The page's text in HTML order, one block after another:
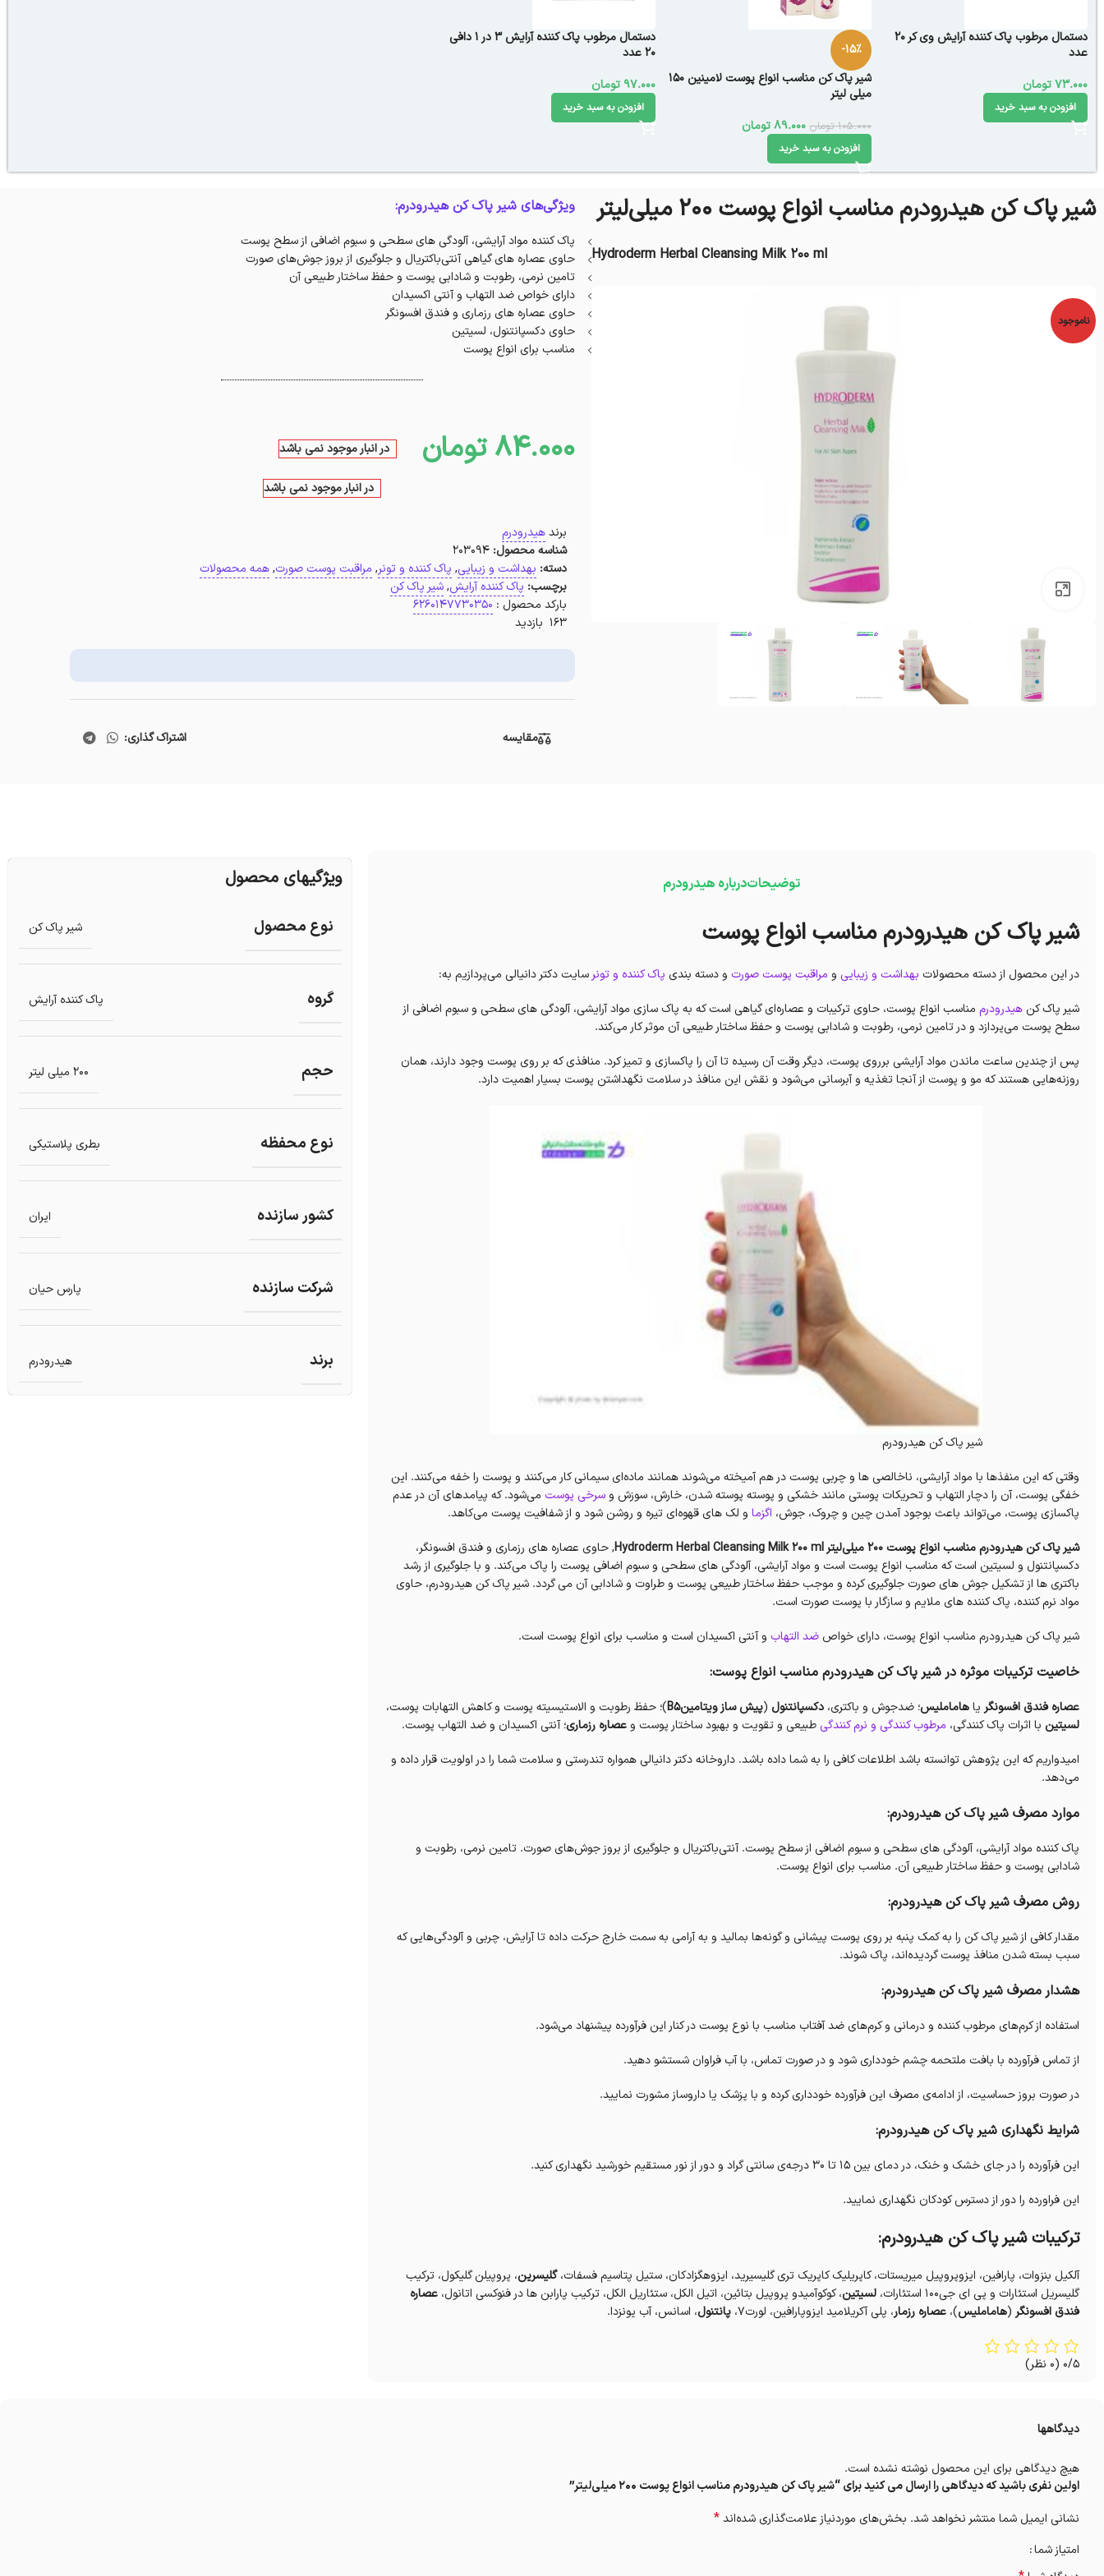
دستمال مرطوب پاک کننده آرایش وی کر 20
عدد
73.000تومان
افزودن به سبد خرید
-15%
شیر پاک کن مناسب انواع پوست لامینین 150
میلی لیتر
105.000 تومان 89.000 تومان
افزودن به سبد خرید
دستمال مرطوب پاک کننده آرایش 3 در 1 دافی
20 عدد
97.000 تومان
افزودن به سبد خرید
شیر پاک کن هیدرودرم مناسب انواع پوست ۲۰۰ میلی‌لیتر
Hydroderm Herbal Cleansing Milk 200 ml
ناموجود
ویژگی‌های شیر پاک کن هیدرودرم:
پاک کننده مواد آرایشی، آلودگی های سطحی و سبوم اضافی از سطح پوست
حاوی عصاره های گیاهی آنتی‌باکتریال و جلوگیری از بروز جوش‌های صورت
تامین نرمی، رطوبت و شادابی پوست و حفظ ساختار طبیعی آن
دارای خواص ضد التهاب و آنتی اکسیدان
حاوی عصاره های رزماری و فندق افسونگر
حاوی دکسپانتنول، لسیتین
مناسب برای انواع پوست
84.000 تومان در انبار موجود نمی باشد
در انبار موجود نمی باشد
برندهیدرودرم
شناسه محصول:203094
دسته: بهداشت و زیبایی, پاک کننده و تونر, مراقبت پوست صورت, همه محصولات
برچسب: پاک کننده آرایش, شیر پاک کن
بارکد محصول : 6260147730350
163 بازدید
مقایسه اشتراک گذاری:
توضیحاتدرباره هیدرودرم
شیر پاک کن هیدرودرم مناسب انواع پوست
در این محصول از دسته محصولات بهداشت و زیبایی و مراقبت‌ پوست صورت و دسته بندی پاک کننده و تونرسایت دکتر دانیالی می‌پردازیم به:
شیر پاک کن هیدرودرم مناسب انواع پوست، حاوی ترکیبات و عصاره‌ای گیاهی است که به پاک سازی مواد آرایشی، آلودگی های سطحی و سبوم اضافی از
سطح پوست می‌پردازد و در تامین نرمی، رطوبت و شادابی پوست و حفظ ساختار طبیعی آن موثر کار می‌کند‌.
پس از چندین ساعت ماندن مواد آرایشی برروی پوست، دیگر وقت آن رسیده تا آن را پاکسازی و تمیز کرد. منافذی که بر روی پوست وجود دارند، همان
روزنه‌هایی هستند که مو و پوست از آنجا تغذیه و آبرسانی می‌شود و نقش این منافذ در سلامت نگهداشتن پوست بسیار اهمیت دارد.
شیر پاک کن هیدرودرم
وقتی که این منفذها با مواد آرایشی، ناخالصی ها و چربی پوست در هم آمیخته می‌شوند همانند ماده‌ای سیمانی کار می‌کنند و پوست را خفه می‌کنند. این
خفگی پوست، آن را دچار التهاب و تحریکات پوستی مانند خشکی و پوسته پوسته‌ شدن، خارش، سوزش وسرخی پوست می‌شود. که پیامدهای آن در عدم
پاکسازی پوست، می‌تواند باعث بوجود آمدن چین و چروک، جوش، اگزما و لک های قهوه‌ای تیره و روشن شود و از شفافیت پوست می‌کاهد.
شیر پاک کن هیدرودرم مناسب انواع پوست ۲۰۰ میلی‌لیتر Hydroderm Herbal Cleansing Milk 200 ml
, حاوی عصاره های رزماری و فندق افسونگر،
دکسپانتنول و لسیتین است که مناسب انواع پوست است و مواد آرایشی، آلودگی های سطحی و سبوم اضافی پوست را پاک می‌کند. و با جلوگیری از رشد
باکتری ها از تشکیل جوش های صورت جلوگیری کرده و موجب حفظ ساختار طبیعی پوست و طراوت و شادابی آن می گردد. شیر پاک کن هیدرودرم، حاوی
مواد نرم کننده، پاک کننده های ملایم و سازگار با پوست صورت است.
شیر پاک کن هیدرودرم مناسب انواع پوست، دارای خواصضد التهاب و آنتی اکسیدان است و مناسب برای انواع پوست است‌.
خاصیت ترکیبات موثره در شیر پاک کن هیدرودرم مناسب انواع پوست:
عصاره فندق افسونگریاهاماملیس؛ ضدجوش و باکتری، دکسپانتنول (پیش ساز ویتامینB۵
)؛ حفظ رطوبت و الاستیسیته پوست و کاهش التهابات پوست،
لسیتین با اثرات پاک کنندگی، مرطوب کنندگی و نرم کنندگی طبیعی و تقویت و بهبود ساختار پوست وعصاره رزماری؛ آنتی اکسیدان و ضد التهاب پوست.
امیدواریم که این پژوهش توانسته باشد اطلاعات کافی را به شما داده باشد. داروخانه دکتر دانیالی همواره تندرستی و سلامت شما را در اولویت قرار داده و
می‌دهد.
موارد مصرف شیر پاک کن هیدرودرم:
پاک کننده مواد آرایشی، آلودگی های سطحی و سبوم اضافی از سطح پوست. آنتی‌باکتریال و جلوگیری از بروز جوش‌های صورت. تامین نرمی، رطوبت و
شادابی پوست و حفظ ساختار طبیعی آن. مناسب برای انواع پوست.
روش مصرف شیر پاک کن هیدرودرم:
مقدار کافی از شیر پاک کن را به کمک پنبه بر روی پوست پیشانی و گونه‌ها بمالید و به آرامی به سمت خارج حرکت داده تا آرایش، چربی و آلودگی‌هایی که
سبب بسته شدن منافذ پوست گردیده‌اند، پاک شوند.
هشدار مصرف شیر پاک کن هیدرودرم:
استفاده از کرم‌های مرطوب کننده و درمانی و کرم‌های ضد آفتاب مناسب با نوع پوست در کنار این فرآورده پیشنهاد می‌شود.‌
از تماس فرآورده با بافت ملتحمه چشم‌ خودداری شود و در صورت تماس، با آب فراوان شستشو دهید.
در صورت بروز حساسیت، از ادامه‌ی مصرف این فرآورده خودداری کرده و با پزشک یا داروساز مشورت نمایید.
شرایط نگهداری شیر پاک کن هیدرودرم:
این فرآورده را در جای خشک و خنک، در دمای بین ۱۵ تا ۳۰ درجه‌ی سانتی گراد و دور از نور مستقیم خورشید نگهداری کنید.
این فراورده را دور از دسترس کودکان نگهداری نمایید.
ترکیبات شیر پاک کن هیدرودرم:
آلکیل بنزوات، پارافین، ایزوپروپیل میریستات، کاپریلیک کاپریک تری گلیسیرید، ایزوهگزادکان، ستیل پتاسیم فسفات،گلیسرین، پروپیلن گلیکول، ترکیب
گلیسریل‌ استئارات و پی ای جی۱۰۰ استئارات،
لسیتین، کوکوآمیدو پروپیل بتائین، اتیل الکل، ستئاریل الکل، ترکیب پارابن ها در فنوکسی اتانول، عصاره
فندق افسونگر(هاماملیس)، عصاره رزمار، پلی آکریلامید ایزوپارافین، لورت۷، پانتنول، اسانس، آب یونزدا.
0/5 (0 نظر)
ویژگیهای محصول
نوع محصول شیر پاک کن
گروه پاک کننده آرایش
حجم 200 میلی لیتر
نوع محفظه بطری پلاستیکی
کشور سازنده ایران
شرکت سازنده پارس حیان
برند هیدرودرم
دیدگاهها
هیچ دیدگاهی برای این محصول نوشته نشده است.
اولین نفری باشید که دیدگاهی را ارسال می کنید برای “شیر پاک کن هیدرودرم مناسب انواع پوست ۲۰۰ میلی‌لیتر”
نشانی ایمیل شما منتشر نخواهد شد. بخش‌های موردنیاز علامت‌گذاری شده‌اند*
امتیاز شما